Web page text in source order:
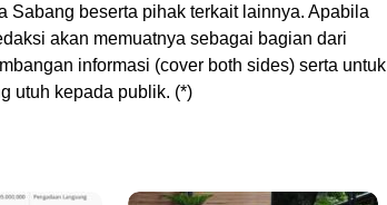
Sabang beserta pihak terkait lainnya. Apabila
akan memuatnya sebagai bagian dari
informasi (cover both sides) serta untuk
utuh kepada publik. (*)